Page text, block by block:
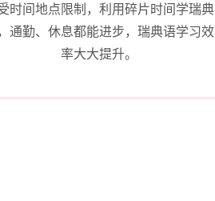
时间地点限制，利用碎片时间学瑞典
通勤、休息都能进步，瑞典语学习效
率大大提升。